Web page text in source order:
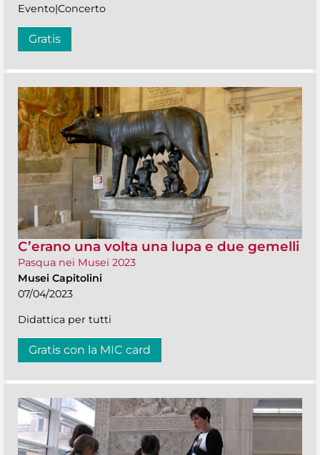
Evento|Concerto
Gratis
C’erano una volta una lupa e due gemelli
Pasqua nei Musei 2023
Musei Capitolini
07/04/2023
Didattica per tutti
Gratis con la MIC card